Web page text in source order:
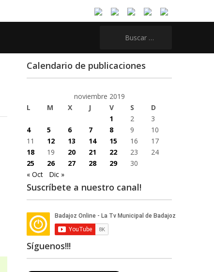
Calendario de publicaciones
noviembre 2019
L
M X J V S
D
1
2
3
4
5 6 7 8 9
10
11
12 13 14 15 16
17
18
19 20 21 22 23
24
25
26 27 28 29
30
« Oct
Dic »
Suscríbete a nuestro canal!
Síguenos!!!